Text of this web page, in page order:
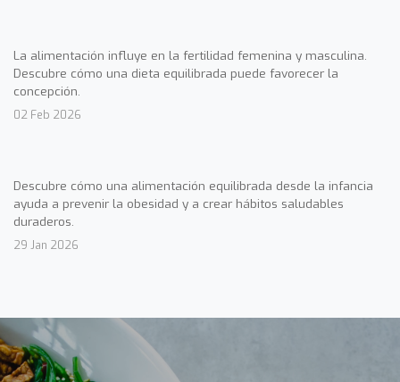
La alimentación influye en la fertilidad femenina y masculina.
Descubre cómo una dieta equilibrada puede favorecer la
concepción.
02 Feb 2026
Descubre cómo una alimentación equilibrada desde la infancia
ayuda a prevenir la obesidad y a crear hábitos saludables
duraderos.
29 Jan 2026